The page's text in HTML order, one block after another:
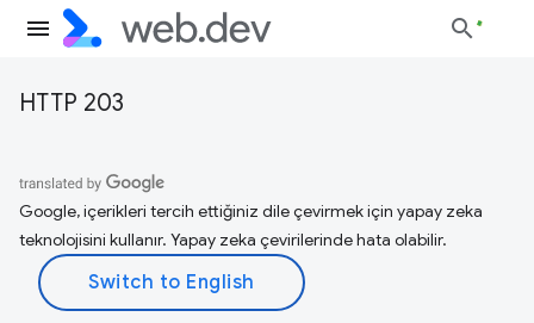
HTTP 203
Google, içerikleri tercih ettiğiniz dile çevirmek için yapay zeka
teknolojisini kullanır. Yapay zeka çevirilerinde hata olabilir.